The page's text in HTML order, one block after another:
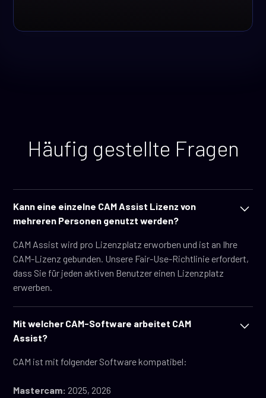
Häufig gestellte Fragen
Kann eine einzelne CAM Assist Lizenz von
mehreren Personen genutzt werden?
CAM Assist wird pro Lizenzplatz erworben und ist an Ihre
CAM-Lizenz gebunden. Unsere Fair-Use-Richtlinie erfordert,
dass Sie für jeden aktiven Benutzer einen Lizenzplatz
erwerben.
Mit welcher CAM-Software arbeitet CAM
Assist?
CAM ist mit folgender Software kompatibel:
Mastercam: 2025, 2026